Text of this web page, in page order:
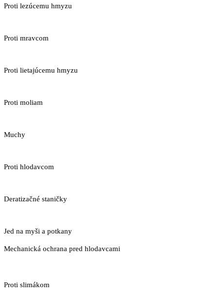
Proti lezúcemu hmyzu
Proti mravcom
Proti lietajúcemu hmyzu
Proti moliam
Muchy
Proti hlodavcom
Deratizačné staničky
Jed na myši a potkany
Mechanická ochrana pred hlodavcami
Proti slimákom